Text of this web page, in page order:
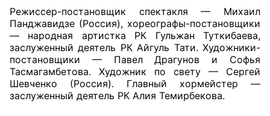
Режиссер-постановщик спектакля — Михаил
Панджавидзе (Россия), хореографы-постановщики
— народная артистка РК Гульжан Туткибаева,
заслуженный деятель РК Айгуль Тати. Художники-
постановщики — Павел Драгунов и Софья
Тасмагамбетова. Художник по свету — Сергей
Шевченко (Россия). Главный хормейстер —
заслуженный деятель РК Алия Темирбекова.